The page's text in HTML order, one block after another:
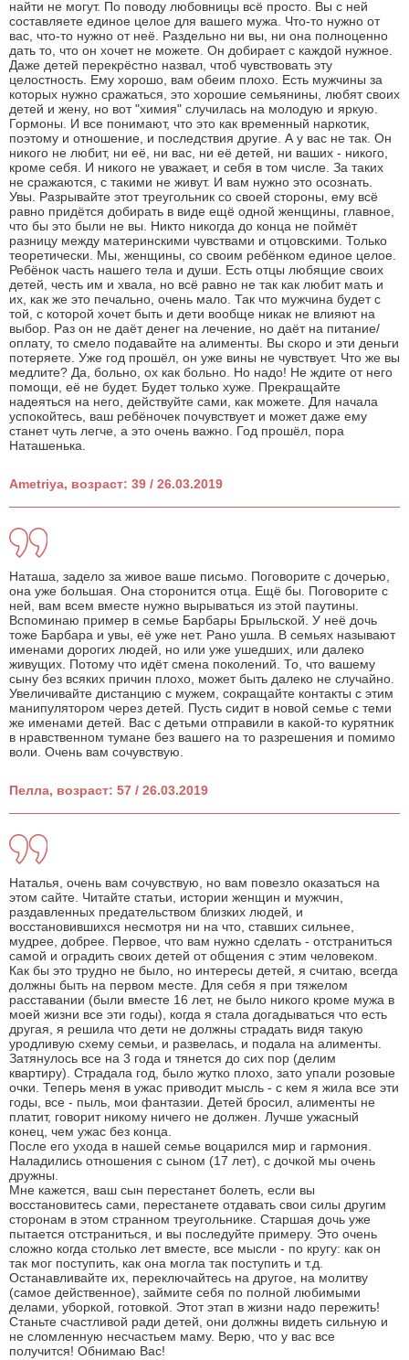
найти не могут. По поводу любовницы всё просто. Вы с ней
составляете единое целое для вашего мужа. Что-то нужно от
вас, что-то нужно от неё. Раздельно ни вы, ни она полноценно
дать то, что он хочет не можете. Он добирает с каждой нужное.
Даже детей перекрёстно назвал, чтоб чувствовать эту
целостность. Ему хорошо, вам обеим плохо. Есть мужчины за
которых нужно сражаться, это хорошие семьянины, любят своих
детей и жену, но вот "химия" случилась на молодую и яркую.
Гормоны. И все понимают, что это как временный наркотик,
поэтому и отношение, и последствия другие. А у вас не так. Он
никого не любит, ни её, ни вас, ни её детей, ни ваших - никого,
кроме себя. И никого не уважает, и себя в том числе. За таких
не сражаются, с такими не живут. И вам нужно это осознать.
Увы. Разрывайте этот треугольник со своей стороны, ему всё
равно придётся добирать в виде ещё одной женщины, главное,
что бы это были не вы. Никто никогда до конца не поймёт
разницу между материнскими чувствами и отцовскими. Только
теоретически. Мы, женщины, со своим ребёнком единое целое.
Ребёнок часть нашего тела и души. Есть отцы любящие своих
детей, честь им и хвала, но всё равно не так как любит мать и
их, как же это печально, очень мало. Так что мужчина будет с
той, с которой хочет быть и дети вообще никак не влияют на
выбор. Раз он не даёт денег на лечение, но даёт на питание/
оплату, то смело подавайте на алименты. Вы скоро и эти деньги
потеряете. Уже год прошёл, он уже вины не чувствует. Что же вы
медлите? Да, больно, ох как больно. Но надо! Не ждите от него
помощи, её не будет. Будет только хуже. Прекращайте
надеяться на него, действуйте сами, как можете. Для начала
успокойтесь, ваш ребёночек почувствует и может даже ему
станет чуть легче, а это очень важно. Год прошёл, пора
Наташенька.
Ametriya, возраст: 39 / 26.03.2019
Наташа, задело за живое ваше письмо. Поговорите с дочерью,
она уже большая. Она сторонится отца. Ещё бы. Поговорите с
ней, вам всем вместе нужно вырываться из этой паутины.
Вспоминаю пример в семье Барбары Брыльской. У неё дочь
тоже Барбара и увы, её уже нет. Рано ушла. В семьях называют
именами дорогих людей, но или уже ушедших, или далеко
живущих. Потому что идёт смена поколений. То, что вашему
сыну без всяких причин плохо, может быть далеко не случайно.
Увеличивайте дистанцию с мужем, сокращайте контакты с этим
манипулятором через детей. Пусть сидит в новой семье с теми
же именами детей. Вас с детьми отправили в какой-то курятник
в нравственном тумане без вашего на то разрешения и помимо
воли. Очень вам сочувствую.
Пелла, возраст: 57 / 26.03.2019
Наталья, очень вам сочувствую, но вам повезло оказаться на
этом сайте. Читайте статьи, истории женщин и мужчин,
раздавленных предательством близких людей, и
восстановившихся несмотря ни на что, ставших сильнее,
мудрее, добрее. Первое, что вам нужно сделать - отстраниться
самой и оградить своих детей от общения с этим человеком.
Как бы это трудно не было, но интересы детей, я считаю, всегда
должны быть на первом месте. Для себя я при тяжелом
расставании (были вместе 16 лет, не было никого кроме мужа в
моей жизни все эти годы), когда я стала догадываться что есть
другая, я решила что дети не должны страдать видя такую
уродливую схему семьи, и развелась, и подала на алименты.
Затянулось все на 3 года и тянется до сих пор (делим
квартиру). Страдала год, было жутко плохо, зато упали розовые
очки. Теперь меня в ужас приводит мысль - с кем я жила все эти
годы, все - пыль, мои фантазии. Детей бросил, алименты не
платит, говорит никому ничего не должен. Лучше ужасный
конец, чем ужас без конца.
После его ухода в нашей семье воцарился мир и гармония.
Наладились отношения с сыном (17 лет), с дочкой мы очень
дружны.
Мне кажется, ваш сын перестанет болеть, если вы
восстановитесь сами, перестанете отдавать свои силы другим
сторонам в этом странном треугольнике. Старшая дочь уже
пытается отстраниться, и вы последуйте примеру. Это очень
сложно когда столько лет вместе, все мысли - по кругу: как он
так мог поступить, как она могла так поступить и т.д.
Останавливайте их, переключайтесь на другое, на молитву
(самое действенное), займите себя по полной любимыми
делами, уборкой, готовкой. Этот этап в жизни надо пережить!
Станьте счастливой ради детей, они должны видеть сильную и
не сломленную несчастьем маму. Верю, что у вас все
получится! Обнимаю Вас!